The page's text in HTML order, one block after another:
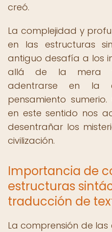
creó.
La complejidad y
en las estructuras
antiguo desafía a los
allá de la mera
adentrarse en la
pensamiento
en este sentido nos
desentrañar los
civilización.
Importancia de
estructuras
traducción de
La comprensión de